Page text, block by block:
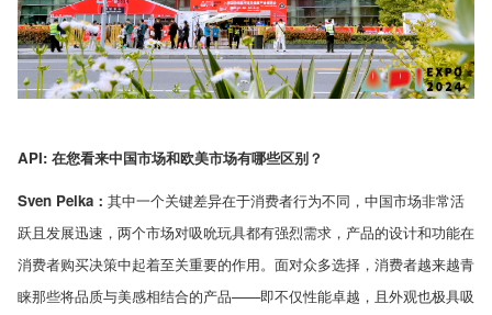
API: 在您看来中国市场和欧美市场有哪些区别？
Sven Pelka ： 其中一个关键差异在于消费者行为不同，中国市场非常活
跃且发展迅速，两个市场对吸吮玩具都有强烈需求，产品的设计和功能在
消费者购买决策中起着至关重要的作用。面对众多选择，消费者越来越青
睐那些将品质与美感相结合的产品——即不仅性能卓越，且外观也极具吸